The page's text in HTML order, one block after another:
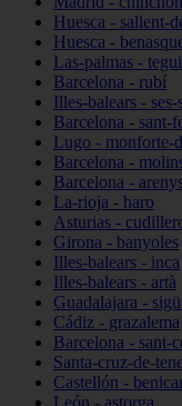
Huesca - sallent-
Huesca -
Las-palmas -
Barcelona - rubí
Illes-balears - ses-
Barcelona - sant-
Lugo - monforte-
Barcelona -
Barcelona -
La-rioja - haro
Asturias -
Girona - banyoles
Illes-balears - inca
Illes-balears - artà
Guadalajara -
Cádiz - grazalema
Barcelona - sant-
Santa-cruz-de-
Castellón -
León - astorga